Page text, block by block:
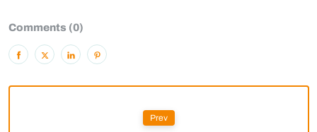
Comments (0)
Prev